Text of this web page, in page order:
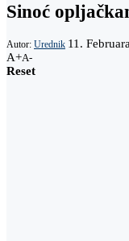
Sinoć
Autor: Urednik 11.
A+A-
Reset